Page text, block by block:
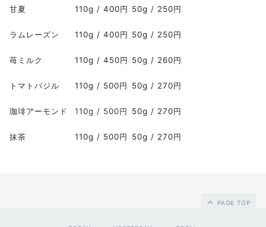
甘夏 110g / 400円 50g / 250円
ラムレーズン 110g / 400円 50g / 250円
苺ミルク 110g / 450円 50g / 260円
トマトバジル 110g / 500円 50g / 270円
珈琲アーモンド 110g / 500円 50g / 270円
抹茶 110g / 500円 50g / 270円
PAGE TOP